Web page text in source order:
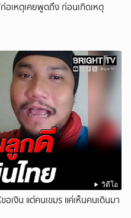
เหตุเคยพูดถึง ก่อนเกิดเหตุ
วิดีโอ
เงิน แต่คนเขมร แค่เห็นคนเดินมา